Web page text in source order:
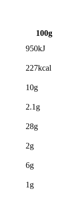
100g
950kJ
227kcаl
10g
2.1g
28g
2g
6g
1g